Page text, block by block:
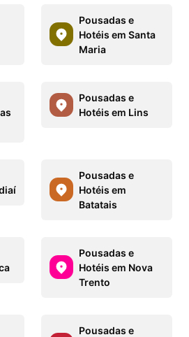
Pousadas e
Hotéis em Santa
Maria
Pousadas e
Hotéis em Lins
Pousadas e
Hotéis em
Batatais
Pousadas e
Hotéis em Nova
Trento
Pousadas e